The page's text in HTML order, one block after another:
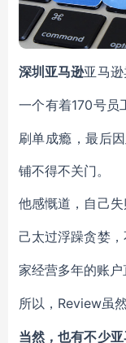
深圳亚马逊亚马
一个有着170号员
刷单成瘾，最后
铺不得不关门。
他感慨道，自己
己太过浮躁贪婪
家经营多年的账户
所以， Review虽
当然，也有不少